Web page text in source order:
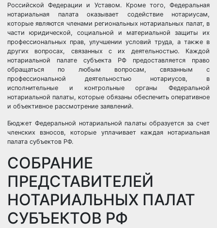
Российской Федерации и Уставом. Кроме того, Федеральная
нотариальная палата оказывает содействие нотариусам,
которые являются членами региональных нотариальных палат, в
части юридической, социальной и материальной защиты их
профессиональных прав, улучшении условий труда, а также в
других вопросах, связанных с их деятельностью. Каждой
нотариальной палате субъекта РФ предоставляется право
обращаться по любым вопросам, связанным с
профессиональной деятельностью нотариусов, в
исполнительные и контрольные органы Федеральной
нотариальной палаты, которые обязаны обеспечить оперативное
и объективное рассмотрение заявлений.
Бюджет Федеральной нотариальной палаты образуется за счет
членских взносов, которые уплачивает каждая нотариальная
палата субъектов РФ.
СОБРАНИЕ
ПРЕДСТАВИТЕЛЕЙ
НОТАРИАЛЬНЫХ ПАЛАТ
СУБЪЕКТОВ РФ